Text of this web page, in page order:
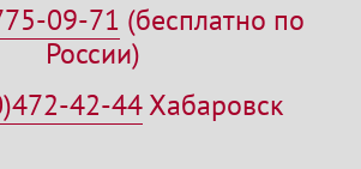
09-71 (бесплатно по
России)
42-44Хабаровск